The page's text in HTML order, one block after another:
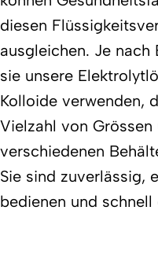
diesen
ausgleichen. Je nach
sie unsere
Kolloide verwenden,
Vielzahl von Grössen
verschiedenen
Sie sind zuverlässig,
bedienen und